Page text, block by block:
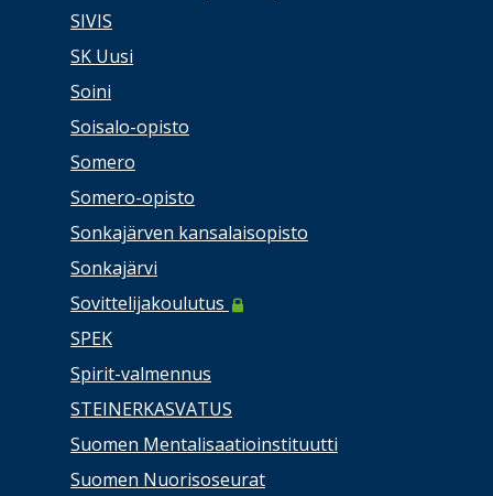
SIVIS
SK Uusi
Soini
Soisalo-opisto
Somero
Somero-opisto
Sonkajärven kansalaisopisto
Sonkajärvi
Sovittelijakoulutus
SPEK
Spirit-valmennus
STEINERKASVATUS
Suomen Mentalisaatioinstituutti
Suomen Nuorisoseurat